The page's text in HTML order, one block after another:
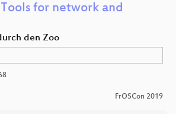
for network and
den Zoo
FrOSCon 2019